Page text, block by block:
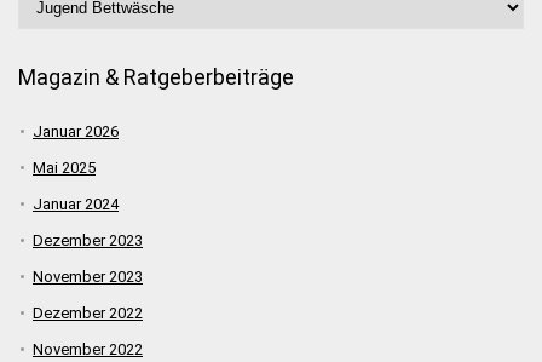
Magazin & Ratgeberbeiträge
Januar 2026
Mai 2025
Januar 2024
Dezember 2023
November 2023
Dezember 2022
November 2022